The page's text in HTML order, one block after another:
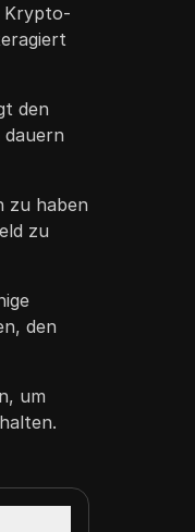
Krypto-
den
zu haben
zu
den
um